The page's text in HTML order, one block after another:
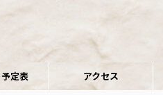
定表 アクセス